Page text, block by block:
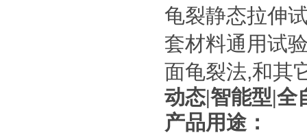
龟裂静态拉伸
套材料通用试
面龟裂法,和其
动态|智能型|全
产品用途：